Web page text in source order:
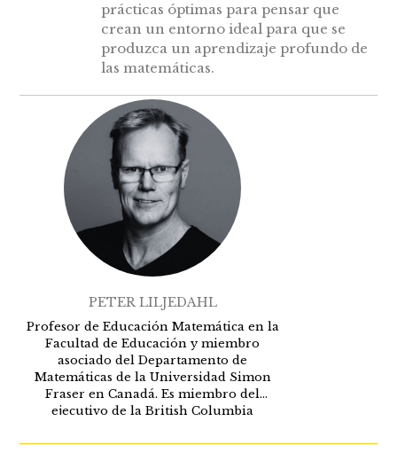
prácticas óptimas para pensar que
crean un entorno ideal para que se
produzca un aprendizaje profundo de
las matemáticas.
PETER LILJEDAHL
Profesor de Educación Matemática en la
Facultad de Educación y miembro
asociado del Departamento de
Matemáticas de la Universidad Simon
Fraser en Canadá. Es miembro del
ejecutivo de la British Columbia
(BCAMT) y actual presidente del Grupo